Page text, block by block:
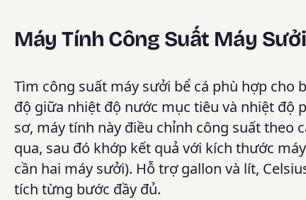
Máy Tính Công Suất Máy
Tìm công suất máy sưởi bể cá phù hợp cho
độ giữa nhiệt độ nước mục tiêu và nhiệt độ
sơ, máy tính này điều chỉnh công suất theo
qua, sau đó khớp kết quả với kích thước
cần hai máy sưởi). Hỗ trợ gallon và lít,
tích từng bước đầy đủ.